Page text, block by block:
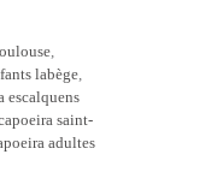
,
labège,
escalquens
saint-
adultes